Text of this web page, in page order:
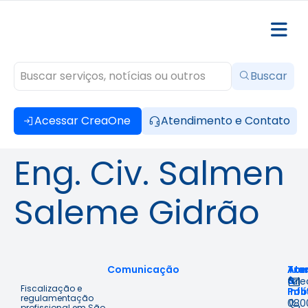
Acessar CreaOne Atendimento e Contato
Buscar
Eng. Civ. Salmen
Saleme Gidrão
Fiscalização e
regulamentação
Comunicação
à
&